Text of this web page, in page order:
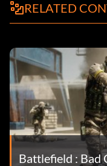
RELATED
Battlefield : Bad